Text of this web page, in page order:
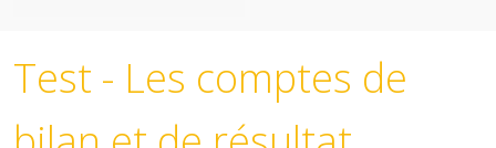
Test - Les comptes de